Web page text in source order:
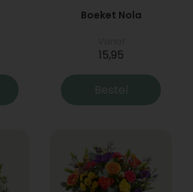
Boeket Nola
15,95
Bestel